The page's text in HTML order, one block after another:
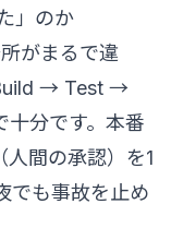
」のか
がまるで違
→ Test →
分です。本番
間の承認）を1
でも事故を止め